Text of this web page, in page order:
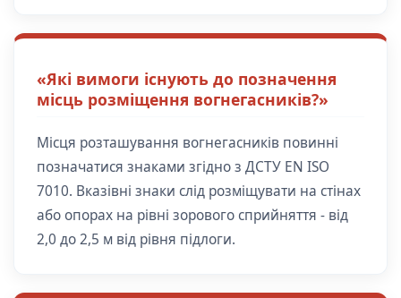
«Які вимоги існують до позначення
місць розміщення вогнегасників?»
Місця розташування вогнегасників повинні
позначатися знаками згідно з ДСТУ EN ISO
7010. Вказівні знаки слід розміщувати на стінах
або опорах на рівні зорового сприйняття - від
2,0 до 2,5 м від рівня підлоги.